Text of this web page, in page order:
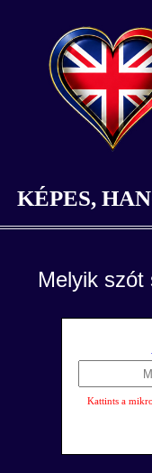
KÉPES,
Melyik szót
Kattints a